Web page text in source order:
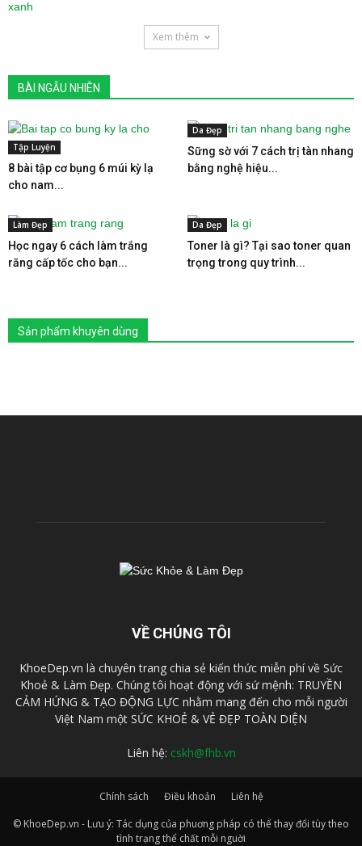
Xem thêm
BÀI NGẪU NHIÊN
Tập Luyện
8 bài tập cơ bụng 6 múi kỳ lạ
cho nam...
Da Đẹp
Sững sờ với 7 cách trị tàn nhang
bằng nghệ hiệu...
Làm Đẹp
Học ngay 6 cách làm trắng
răng cấp tốc cho bạn...
Da Đẹp
Toner là gì? Tại sao toner quan
trọng trong quy trình...
Sản phẩm khuyên dùng
VỀ CHÚNG TÔI
KhoeDep.vn là chuyên trang chia sẻ kiến thức miễn phí về Sức
Khoẻ & Làm Đẹp. Chúng tôi hoạt động với sứ mệnh: TRUYỀN
CẢM HỨNG & TẠO ĐỘNG LỰC nhằm mang đến cho mỗi người
Việt Nam một SỨC KHOẺ & VẺ ĐẸP TOÀN DIỆN
Liên hệ: cskh@fhb.vn
Chính sách Điều khoản
Liên hệ
© KhoeDep.vn - Lưu ý: Tác dụng của phuơng pháp có thể thay đổi tùy theo
tình trạng thể chất mỗi nguời